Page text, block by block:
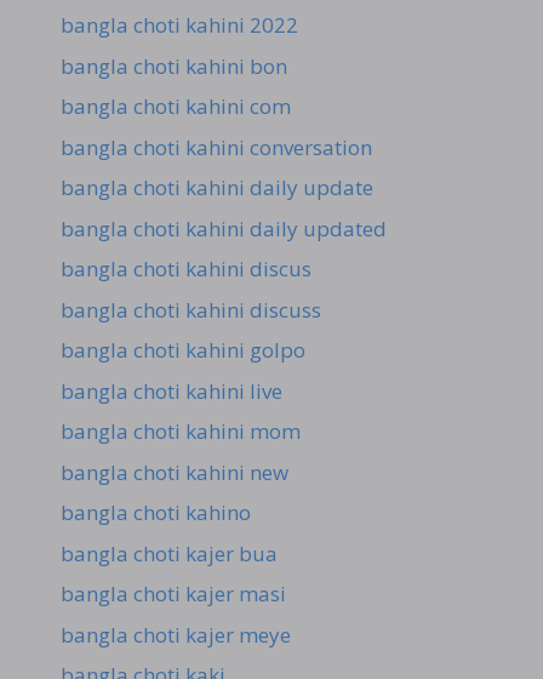
bangla choti kahini 2022
bangla choti kahini bon
bangla choti kahini com
bangla choti kahini conversation
bangla choti kahini daily update
bangla choti kahini daily updated
bangla choti kahini discus
bangla choti kahini discuss
bangla choti kahini golpo
bangla choti kahini live
bangla choti kahini mom
bangla choti kahini new
bangla choti kahino
bangla choti kajer bua
bangla choti kajer masi
bangla choti kajer meye